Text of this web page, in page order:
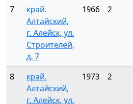
7
край.
Алтайский,
г. Алейск, ул.
Строителей,
д. 7
1966 2
8
край.
Алтайский,
г. Алейск, ул.
1973 2